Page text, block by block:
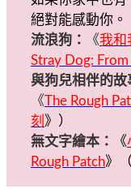
絕對能感動你。
流浪狗：
《我和
Stray Dog: From
與狗兒相伴的故
《The Rough
刻 》）
無文字繪本：
《
Rough Patch》